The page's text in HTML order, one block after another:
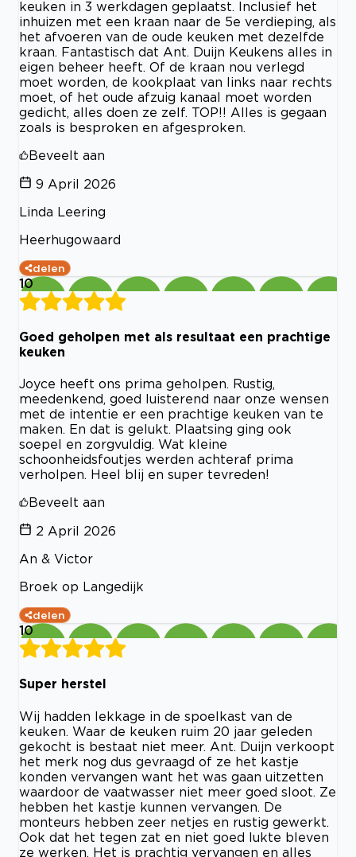
keuken in 3 werkdagen geplaatst. Inclusief het
inhuizen met een kraan naar de 5e verdieping, als
het afvoeren van de oude keuken met dezelfde
kraan. Fantastisch dat Ant. Duijn Keukens alles in
eigen beheer heeft. Of de kraan nou verlegd
moet worden, de kookplaat van links naar rechts
moet, of het oude afzuig kanaal moet worden
gedicht, alles doen ze zelf. TOP!! Alles is gegaan
zoals is besproken en afgesproken.
Beveelt aan
9 April 2026
Linda Leering
Heerhugowaard
delen
10
Goed geholpen met als resultaat een prachtige
keuken
Joyce heeft ons prima geholpen. Rustig,
meedenkend, goed luisterend naar onze wensen
met de intentie er een prachtige keuken van te
maken. En dat is gelukt. Plaatsing ging ook
soepel en zorgvuldig. Wat kleine
schoonheidsfoutjes werden achteraf prima
verholpen. Heel blij en super tevreden!
Beveelt aan
2 April 2026
An & Victor
Broek op Langedijk
delen
10
Super herstel
Wij hadden lekkage in de spoelkast van de
keuken. Waar de keuken ruim 20 jaar geleden
gekocht is bestaat niet meer. Ant. Duijn verkoopt
het merk nog dus gevraagd of ze het kastje
konden vervangen want het was gaan uitzetten
waardoor de vaatwasser niet meer goed sloot. Ze
hebben het kastje kunnen vervangen. De
monteurs hebben zeer netjes en rustig gewerkt.
Ook dat het tegen zat en niet goed lukte bleven
ze werken. Het is prachtig vervangen en alles